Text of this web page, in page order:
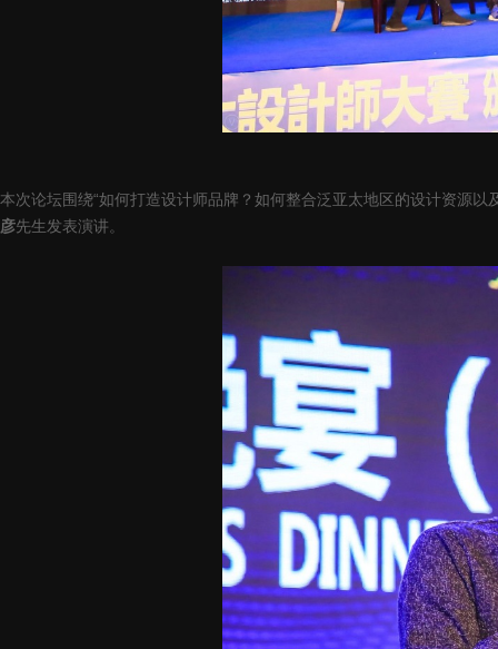
本次论坛围绕“如何打造设计师品牌？如何整合泛亚太地区的设计资源
彦先生发表演讲。